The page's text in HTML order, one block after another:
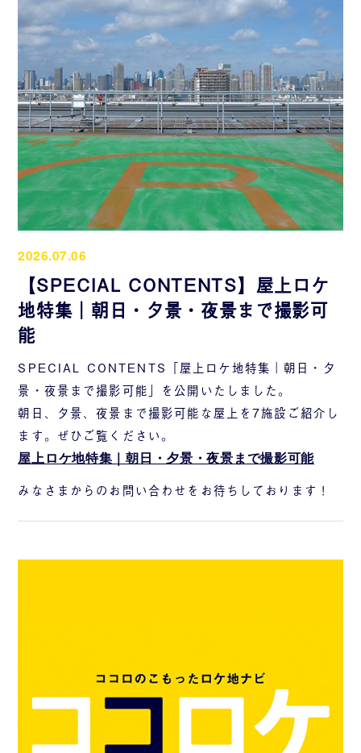
2026.07.06
【SPECIAL CONTENTS】屋上ロケ
地特集｜朝日・夕景・夜景まで撮影可
能
SPECIAL CONTENTS「屋上ロケ地特集｜朝日・夕
景・夜景まで撮影可能」を公開いたしました。
朝日、夕景、夜景まで撮影可能な屋上を7施設ご紹介し
ます。ぜひご覧ください。
屋上ロケ地特集｜朝日・夕景・夜景まで撮影可能
みなさまからのお問い合わせをお待ちしております！